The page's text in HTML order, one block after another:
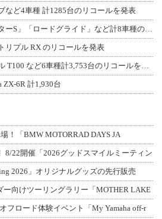
など4車種 計1285台のリコールを発表
リプル RX のリコールを発表
ZX-6R 計1,930台
！「BMW MOTORRAD DAYS JA
8/22開催「2026グッドスマイルミーティン
2026」オリジナルグッズの先行販売
ー向けツーリングラリー「MOTHER LAKE
フロード体験イベント「My Yamaha off-r